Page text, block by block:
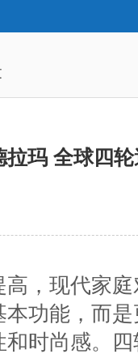
玛 全球四
高，现代家
功能，而
时尚感。